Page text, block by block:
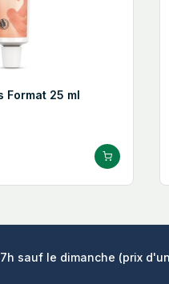
Format 25 ml
sauf le dimanche (prix